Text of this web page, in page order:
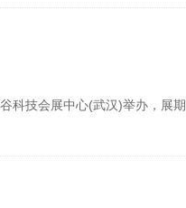
科技会展中心(武汉)举办，展期